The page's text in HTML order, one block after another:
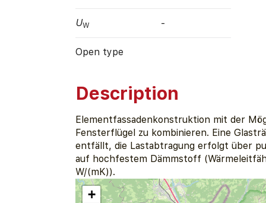
UW -
Open type
Description
Elementfassadenkonstruktion mit der
Fensterflügel zu kombinieren. Eine
entfällt, die Lastabtragung erfolgt über
auf hochfestem Dämmstoff
W/(mK)).
+